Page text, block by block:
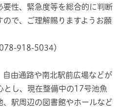
要性、緊急度等を総合的に判断
ので、ご理解賜りますようお願
918-5034）
自由通路や南北駅前広場などが
とし、現在整備中の17号池魚
駅周辺の図書館やホールなど